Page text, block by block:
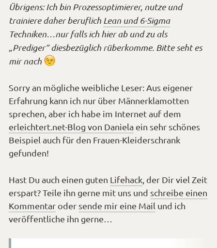
Übrigens: Ich bin Prozessoptimierer, nutze und
trainiere daher beruflich Lean und 6-Sigma
Techniken…nur falls ich hier ab und zu als
„Prediger“ diesbezüglich rüberkomme. Bitte seht es
mir nach *Smiley
zwinkern*
Sorry an mögliche weibliche Leser: Aus eigener
Erfahrung kann ich nur über Männerklamotten
sprechen, aber ich habe im Internet auf dem
erleichtert.net-Blog von Daniela ein sehr schönes
Beispiel auch für den Frauen-Kleiderschrank
gefunden!
Hast Du auch einen guten Lifehack , der Dir viel Zeit
erspart? Teile ihn gerne mit uns und schreibe einen
Kommentar oder sende mir eine Mail und ich
veröffentliche ihn gerne…